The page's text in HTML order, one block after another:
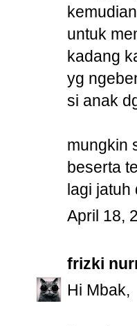
untuk
kadang
yg
si anak
mungkin
beserta
lagi jatuh
April 18,
frizki
Hi Mbak,